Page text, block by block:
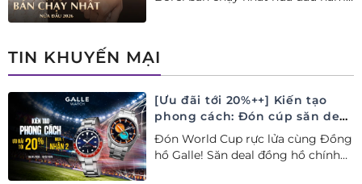
TIN KHUYẾN MẠI
[Ưu đãi tới 20%++] Kiến tạo
phong cách: Đón cúp săn deal
– Siêu ưu đãi đồng hành cùng
World Cup
Đón World Cup rực lửa cùng Đồng
hồ Galle! Săn deal đồng hồ chính